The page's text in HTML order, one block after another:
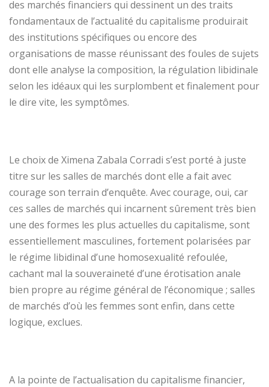
des marchés financiers qui dessinent un des traits
fondamentaux de l’actualité du capitalisme produirait
des institutions spécifiques ou encore des
organisations de masse réunissant des foules de sujets
dont elle analyse la composition, la régulation libidinale
selon les idéaux qui les surplombent et finalement pour
le dire vite, les symptômes.
Le choix de Ximena Zabala Corradi s’est porté à juste
titre sur les salles de marchés dont elle a fait avec
courage son terrain d’enquête. Avec courage, oui, car
ces salles de marchés qui incarnent sûrement très bien
une des formes les plus actuelles du capitalisme, sont
essentiellement masculines, fortement polarisées par
le régime libidinal d’une homosexualité refoulée,
cachant mal la souveraineté d’une érotisation anale
bien propre au régime général de l’économique ; salles
de marchés d’où les femmes sont enfin, dans cette
logique, exclues.
A la pointe de l’actualisation du capitalisme financier,